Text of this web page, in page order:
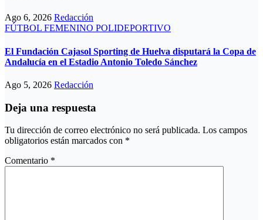
Ago 6, 2026 Redacción
FÚTBOL FEMENINO POLIDEPORTIVO
El Fundación Cajasol Sporting de Huelva disputará la Copa de
Andalucía en el Estadio Antonio Toledo Sánchez
Ago 5, 2026 Redacción
Deja una respuesta
Tu dirección de correo electrónico no será publicada. Los campos
obligatorios están marcados con *
Comentario *